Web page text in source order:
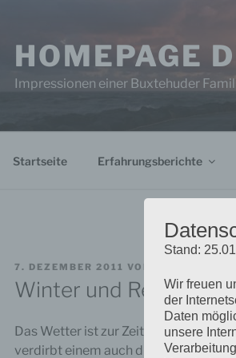
HOMEPAGE
Impressionen einer Buxtehuder
Startseite Erfahrungsberichte
VERÖFFENTLICHT
7. DEZEMBER 2011 VON
Winter und Regen
Das Wetter ist zur Zeit einfach zum
verdirbt einem auch die letzte
Stand:
Wir freuen
der
Daten
unsere